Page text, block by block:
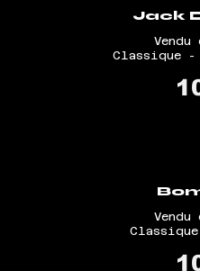
Jack
Classique -